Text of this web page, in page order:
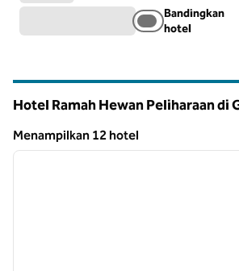
Bandingkan
hotel
Hotel Ramah Hewan Peliharaan di
Menampilkan 12 hotel
Menampilkan 12 hotel